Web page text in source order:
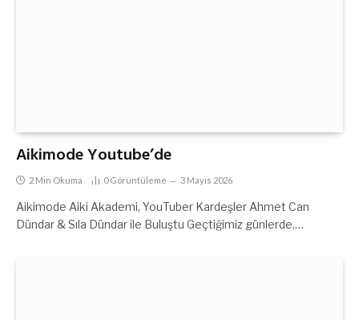
Aikimode Youtube’de
2 Min Okuma 0Görüntüleme 3 Mayıs 2026
Aikimode Aiki Akademi, YouTuber Kardeşler Ahmet Can
Dündar & Sıla Dündar ile Buluştu Geçtiğimiz günlerde,…